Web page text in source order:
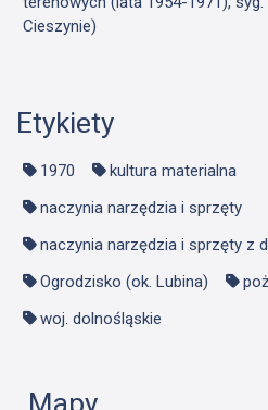
Cieszynie)
Etykiety
1970
kultura materialna
naczynia narzędzia i sprzęty
naczynia narzędzia i sprzęty z
Ogrodzisko (ok. Lubina)
woj. dolnośląskie
Mapy